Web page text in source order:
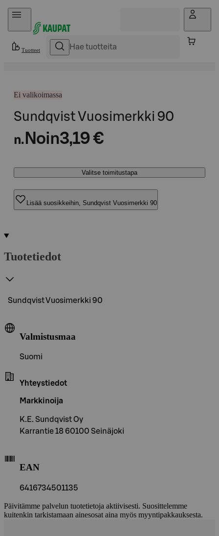
Hyppää sisältöön
Tuotteet
Ei valikoimassa
Sundqvist Vuosimerkki 90
n. Noin3,19 €
Valitse toimitustapa
Lisää suosikkeihin, Sundqvist Vuosimerkki 90
Tuotetiedot
Sundqvist Vuosimerkki 90
Valmistusmaa
Suomi
Yhteystiedot
Markkinoija
K.E. Sundqvist Oy
Karrantie 18 60100 Seinäjoki
EAN
6416734501135
Päivitämme palvelun tuotetietoja aktiivisesti. Suosittelemme
kuitenkin tarkistamaan ainesosat aina myös myyntipakkauksesta.